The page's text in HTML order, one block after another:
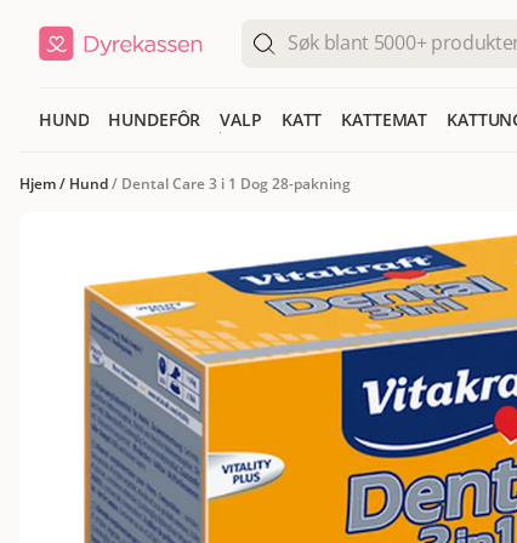
HUND HUNDEFÔR VALP KATT KATTEMAT
Hjem/ Hund/ Dental Care 3 i 1 Dog 28-pakning